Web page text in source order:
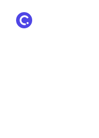
ClassPoint Logo